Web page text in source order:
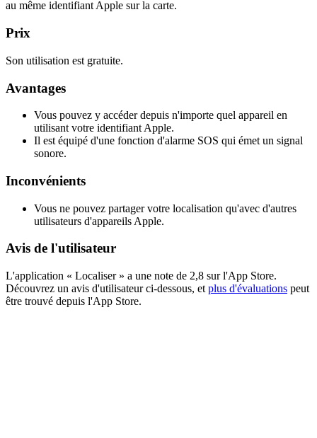
au même identifiant Apple sur la carte.
Prix
Son utilisation est gratuite.
Avantages
Vous pouvez y accéder depuis n'importe quel appareil en
utilisant votre identifiant Apple.
Il est équipé d'une fonction d'alarme SOS qui émet un signal
sonore.
Inconvénients
Vous ne pouvez partager votre localisation qu'avec d'autres
utilisateurs d'appareils Apple.
Avis de l'utilisateur
L'application « Localiser » a une note de 2,8 sur l'App Store.
Découvrez un avis d'utilisateur ci-dessous, et plus d'évaluations peut
être trouvé depuis l'App Store.